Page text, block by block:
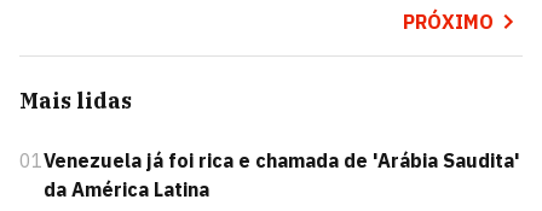
PRÓXIMO
Mais lidas
01Venezuela já foi rica e chamada de 'Arábia Saudita'
da América Latina